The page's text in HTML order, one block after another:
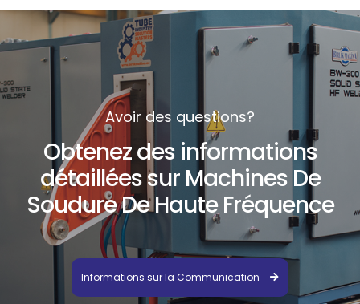
Avoir des questions?
Obtenez des informations
détaillées sur Machines De
Soudure De Haute Fréquence
Informations sur la Communication